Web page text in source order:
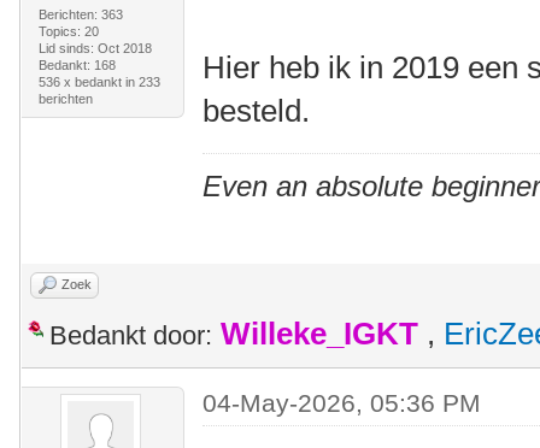
Berichten: 363
Topics: 20
Lid sinds: Oct 2018
Bedankt: 168
536 x bedankt in 233
berichten
Hier heb ik in 2019 een
besteld.
Even an absolute
Zoek
Bedankt door: Willeke_IGKT ,
04-May-2026, 05:36 PM